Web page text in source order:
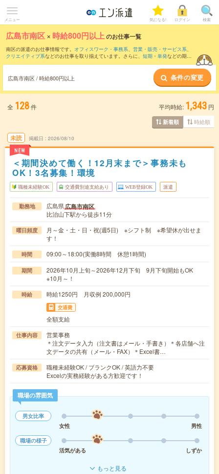
メニュー 気になる! ログイン 検索
広島市南区 × 時給800円以上のお仕事一覧
南区の派遣のお仕事情報です。 オフィスワーク・事務系、 営業・販売・サービス系、
クリエイティブ系などのお仕事を取り揃えています。さらに、 短期 ・ 単発などの期間
時給1100円以上・1800円以上の求人はこちら
当サイトでは法令を遵守し、最低賃金以上の求人のみを掲載しています。
広島市南区 / 時給800円以上 条件の変更
全 128件 平均時給: 1,343 円
新着順 時給順
未読
NEW
掲載日 2026/08/10
＜期間決めて働く！12月末まで＞事務未も
OK！3名募集！環境
職種未経験OK 交通費別途支給あり WEB登録OK 派遣
勤務地 広島県広島市南区
比治山下駅から徒歩11分
曜日頻度
月～金・土・日・祝(週5日) ※シフト制 ※希望休が出せま
す！
時間 09:00～18:00(実働8時間 休憩1時間)
期間
2026年10月上旬～2026年12月下旬 9月下旬開始もOK
※10月～！
時給 時給1250円 月収例 200,000円
交通費
全額支給
仕事内容
営業事務
＊注文データ入力（注文書はメール・手書き）＊各店舗へ注
文データの共有（メール・FAX）＊Excel書…
応募資格
職種未経験OK / ブランクOK / 英語力不要
Excelの実務経験がある方歓迎です！
職場の雰囲気
男女比率
女性
男性
職場の様子
活気がある
しずか
もっと見る